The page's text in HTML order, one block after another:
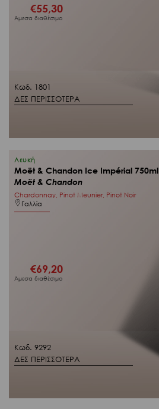
Κωδ. 1801
ΔΕΣ ΠΕΡΙΣΣΟΤΕΡΑ
€55,30
Άμεσα διαθέσιμο
Κωδ. 9292
ΔΕΣ ΠΕΡΙΣΣΟΤΕΡΑ
Λευκή
Moët & Chandon Ice Impérial 750ml
Moët & Chandon
Chardonnay, Pinot Meunier, Pinot Noir
Γαλλία
€69,20
Άμεσα διαθέσιμο